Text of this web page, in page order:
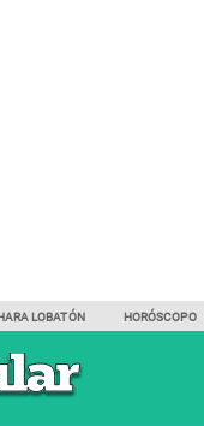
LOBATÓN HORÓSCOPO